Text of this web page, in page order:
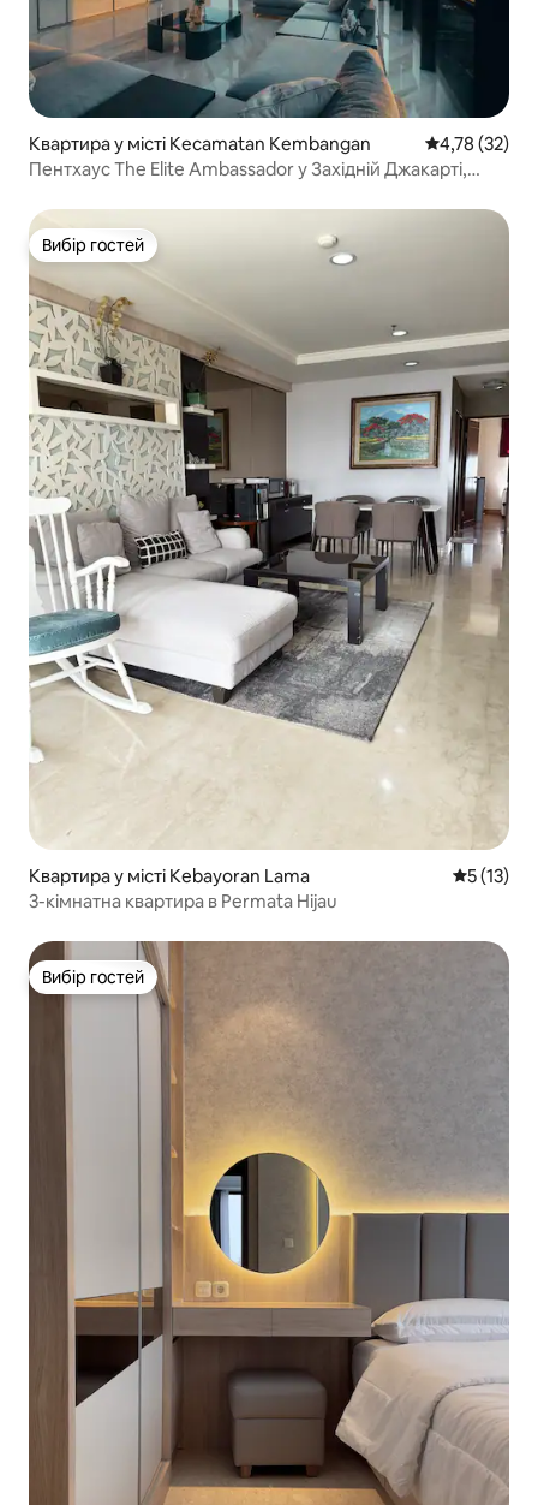
Квартира у місті Kecamatan Kembangan Середня
4,78 (32)
Пентхаус The Elite Ambassador у Західній Джакарті,
Вибір гостей
Вибір гостей
Квартира у місті Kebayoran Lama Середня
5 (13)
3-кімнатна квартира в Permata Hijau
Вибір гостей
Вибір гостей